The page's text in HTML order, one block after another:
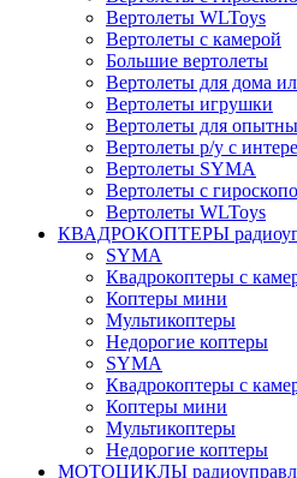
Вертолеты WLToys
Вертолеты с камерой
Большие вертолеты
Вертолеты для дома
Вертолеты игрушки
Вертолеты для
Вертолеты р/у с
Вертолеты SYMA
Вертолеты с
Вертолеты WLToys
КВАДРОКОПТЕРЫ
SYMA
Квадрокоптеры с
Коптеры мини
Мультикоптеры
Недорогие коптеры
SYMA
Квадрокоптеры с
Коптеры мини
Мультикоптеры
Недорогие коптеры
МОТОЦИКЛЫ